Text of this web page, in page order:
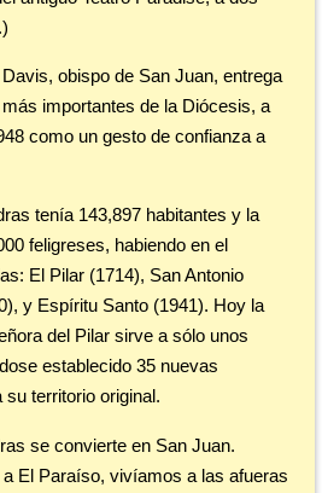
obispo de San Juan, entrega
importantes de la Diócesis, a
como un gesto de confianza a
tenía 143,897 habitantes y la
feligreses, habiendo en el
El Pilar (1714), San Antonio
y Espíritu Santo (1941). Hoy la
del Pilar sirve a sólo unos
establecido 35 nuevas
su territorio original.
se convierte en San Juan.
El Paraíso, vivíamos a las afueras